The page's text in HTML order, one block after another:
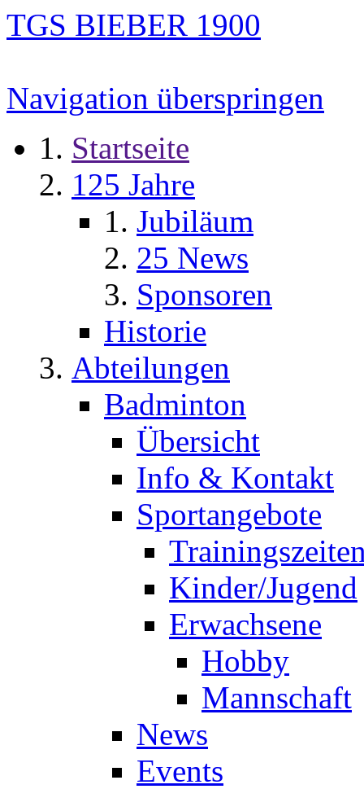
TGS BIEBER 1900
Navigation überspringen
Startseite
125 Jahre
Jubiläum
25 News
Sponsoren
Historie
Abteilungen
Badminton
Übersicht
Info & Kontakt
Sportangebote
Kinder/Jugend
Erwachsene
Hobby
Mannschaft
News
Events